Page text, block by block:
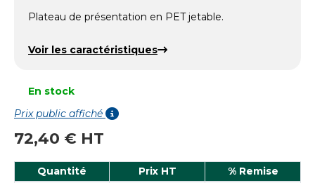
Plateau de présentation en PET jetable.
Voir les caractéristiques
En stock
Prix public affiché
72,40 € HT
Quantité Prix HT
% Remise